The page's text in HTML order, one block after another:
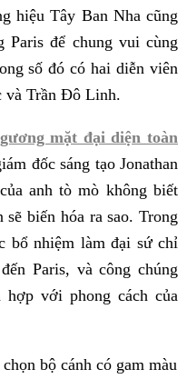
hiệu Tây Ban Nha cũng
để chung vui cùng
số đó có hai diễn viên
và Trần Đô Linh.
gương mặt đại diện toàn
đốc sáng tạo Jonathan
anh tò mò không biết
biến hóa ra sao. Trong
bổ nhiệm làm đại sứ chỉ
Paris, và công chúng
hợp với phong cách của
bộ cánh có gam màu